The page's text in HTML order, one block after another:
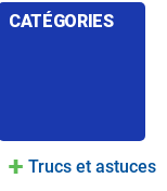
CATÉGORIES
Trucs et astuces